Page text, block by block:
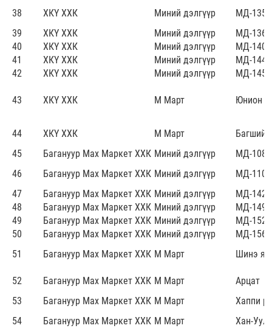
38
ХКҮ ХХК Миний дэлгүүр
МД-135
39
ХКҮ ХХК Миний дэлгүүр
МД-136
40
ХКҮ ХХК Миний дэлгүүр
МД-140
41
ХКҮ ХХК Миний дэлгүүр
МД-144
42
ХКҮ ХХК Миний дэлгүүр МД-145
43 ХКҮ ХХК М Март Юнион
44 ХКҮ ХХК М Март
45
Багануур Мах Маркет ХХК Миний дэлгүүр
МД-108
46
Багануур Мах Маркет ХХК Миний дэлгүүр
МД-110
47
Багануур Мах Маркет ХХК Миний дэлгүүр
МД-142
48
Багануур Мах Маркет ХХК Миний дэлгүүр
МД-149
49
Багануур Мах Маркет ХХК Миний дэлгүүр
МД-152
50
Багануур Мах Маркет ХХК Миний дэлгүүр
МД-156
51
Багануур Мах Маркет ХХК М Март Шинэ
52 Багануур Мах Маркет ХХК М Март
Арцат
53
Багануур Мах Маркет ХХК М Март
Хаппи
54
Багануур Мах Маркет ХХК М Март Хан-Уул